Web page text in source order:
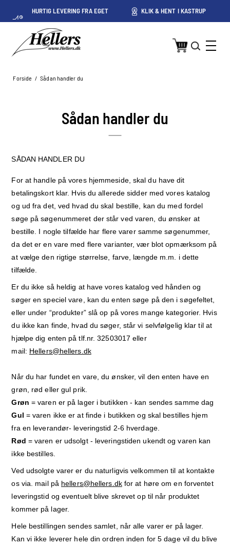
HURTIG LEVERING FRA EGET
LAGER I KASTRUP
KLIK & HENT I KASTRUP
Forside / Sådan handler du
Sådan handler du
SÅDAN HANDLER DU
For at handle på vores hjemmeside, skal du have dit
betalingskort klar. Hvis du allerede sidder med vores katalog
og ud fra det, ved hvad du skal bestille, kan du med fordel
søge på søgenummeret der står ved varen, du ønsker at
bestille. I nogle tilfælde har flere varer samme søgenummer,
da det er en vare med flere varianter, vær blot opmærksom på
at vælge den rigtige størrelse, farve, længde m.m. i dette
tilfælde.
Er du ikke så heldig at have vores katalog ved hånden og
søger en speciel vare, kan du enten søge på den i søgefeltet,
eller under “produkter” slå op på vores mange kategorier. Hvis
du ikke kan finde, hvad du søger, står vi selvfølgelig klar til at
hjælpe dig enten på tlf.nr. 32503017 eller
mail: Hellers@hellers.dk
Når du har fundet en vare, du ønsker, vil den enten have en
grøn, rød eller gul prik.
Grøn = varen er på lager i butikken - kan sendes samme dag
Gul = varen ikke er at finde i butikken og skal bestilles hjem
fra en leverandør- leveringstid 2-6 hverdage.
Rød = varen er udsolgt - leveringstiden ukendt og varen kan
ikke bestilles.
Ved udsolgte varer er du naturligvis velkommen til at kontakte
os via. mail på hellers@hellers.dkfor at høre om en forventet
leveringstid og eventuelt blive skrevet op til når produktet
kommer på lager.
Hele bestillingen sendes samlet, når alle varer er på lager.
Kan vi ikke leverer hele din ordren inden for 5 dage vil du blive